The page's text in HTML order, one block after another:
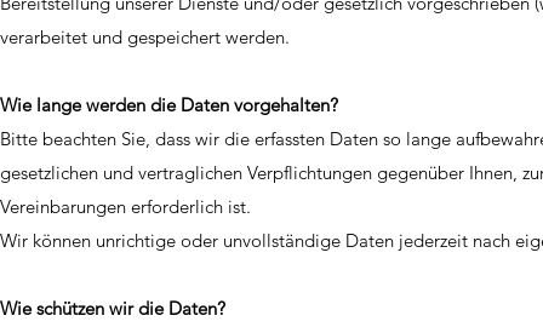
verarbeitet und gespeichert werden.
Wie lange werden die Daten vorgehalten?
Bitte beachten Sie, dass wir die erfassten Daten so lange
gesetzlichen und vertraglichen Verpflichtungen gegenüber Ihnen,
Vereinbarungen erforderlich ist.
Wir können unrichtige oder unvollständige Daten jederzeit nach
Wie schützen wir die Daten?